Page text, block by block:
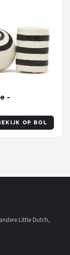
-
OP BOL
Little Dutch,